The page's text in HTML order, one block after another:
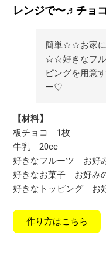
レンジで〜♬チョ
簡単☆☆お家に
☆☆好きなフル
ピングを用意
ー♡
【材料】
板チョコ 1枚
牛乳20cc
好きなフルーツ お好
好きなお菓子 お好み
好きなトッピング お
作り方はこちら